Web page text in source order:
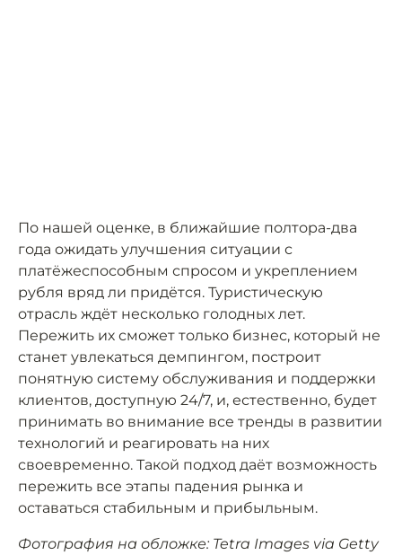
По нашей оценке, в ближайшие полтора-два
года ожидать улучшения ситуации с
платёжеспособным спросом и укреплением
рубля вряд ли придётся. Туристическую
отрасль ждёт несколько голодных лет.
Пережить их сможет только бизнес, который не
станет увлекаться демпингом, построит
понятную систему обслуживания и поддержки
клиентов, доступную 24/7, и, естественно, будет
принимать во внимание все тренды в развитии
технологий и реагировать на них
своевременно. Такой подход даёт возможность
пережить все этапы падения рынка и
оставаться стабильным и прибыльным.
Фотография на обложке: Tetra Images via Getty